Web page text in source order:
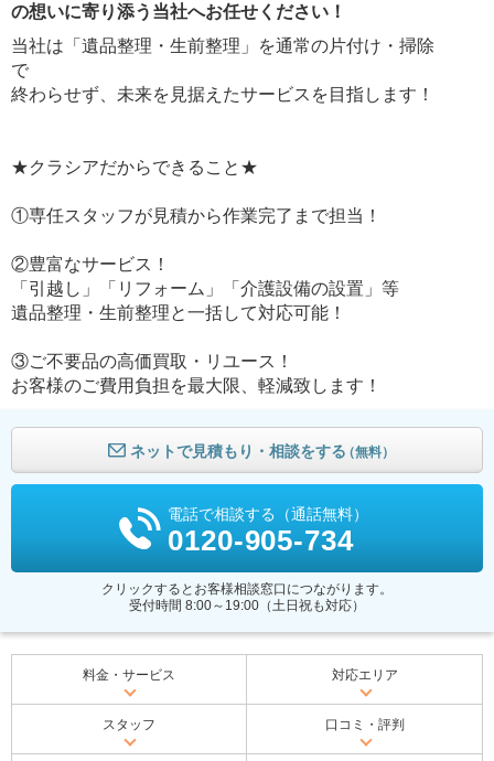
の想いに寄り添う当社へお任せください！
当社は「遺品整理・生前整理」を通常の片付け・掃除
で
終わらせず、未来を見据えたサービスを目指します！
★クラシアだからできること★
①専任スタッフが見積から作業完了まで担当！
②豊富なサービス！
「引越し」「リフォーム」「介護設備の設置」等
遺品整理・生前整理と一括して対応可能！
③ご不要品の高価買取・リユース！
お客様のご費用負担を最大限、軽減致します！
ネットで見積もり・相談をする（無料）
電話で相談する（通話無料）
0120-905-734
クリックするとお客様相談窓口につながります。
受付時間 8:00～19:00（土日祝も対応）
料金・サービス 対応エリア
スタッフ 口コミ・評判